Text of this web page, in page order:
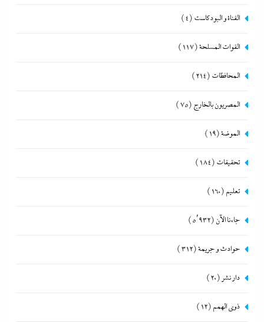
القناة و البودكاست (4)
القوات المسلحة(117)
المحافظات (214)
المصريون بالخارج (75)
الموضة(19)
تحقيقات (184)
تعليم (160)
جاءنا الآن (5٬932)
حوادث و جريمة(312)
دار نشر (20)
ذوى الهمم (12)